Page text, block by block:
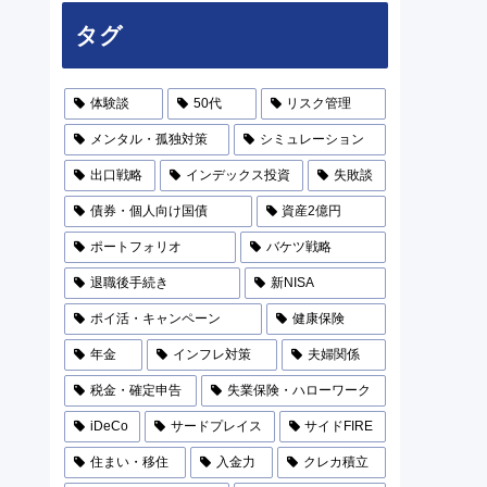
タグ
体験談 50代 リスク管理
メンタル・孤独対策 シミュレーション
出口戦略 インデックス投資 失敗談
債券・個人向け国債 資産2億円
ポートフォリオ バケツ戦略
退職後手続き 新NISA
ポイ活・キャンペーン 健康保険
年金 インフレ対策 夫婦関係
税金・確定申告 失業保険・ハローワーク
iDeCo サードプレイス サイドFIRE
住まい・移住 入金力 クレカ積立